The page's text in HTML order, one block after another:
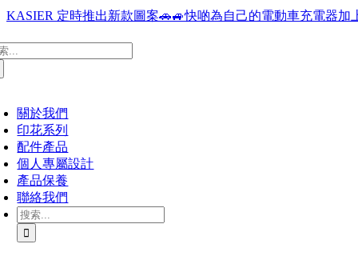
Skip
content
KASIER 定時推出新款圖案🚗🚙快啲為自己的電動車充電器加
關於我們
印花系列
配件產品
個人專屬設計
產品保養
聯絡我們
搜
索
結